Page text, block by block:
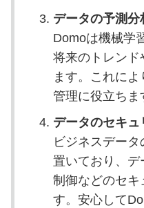
データの予測分
Domoは機械学
将来のトレンド
ます。これに
管理に役立ちま
データのセキュ
ビジネスデー
置いており、デ
制御などのセキ
す。安心して